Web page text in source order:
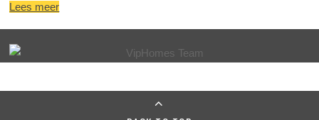
Lees meer